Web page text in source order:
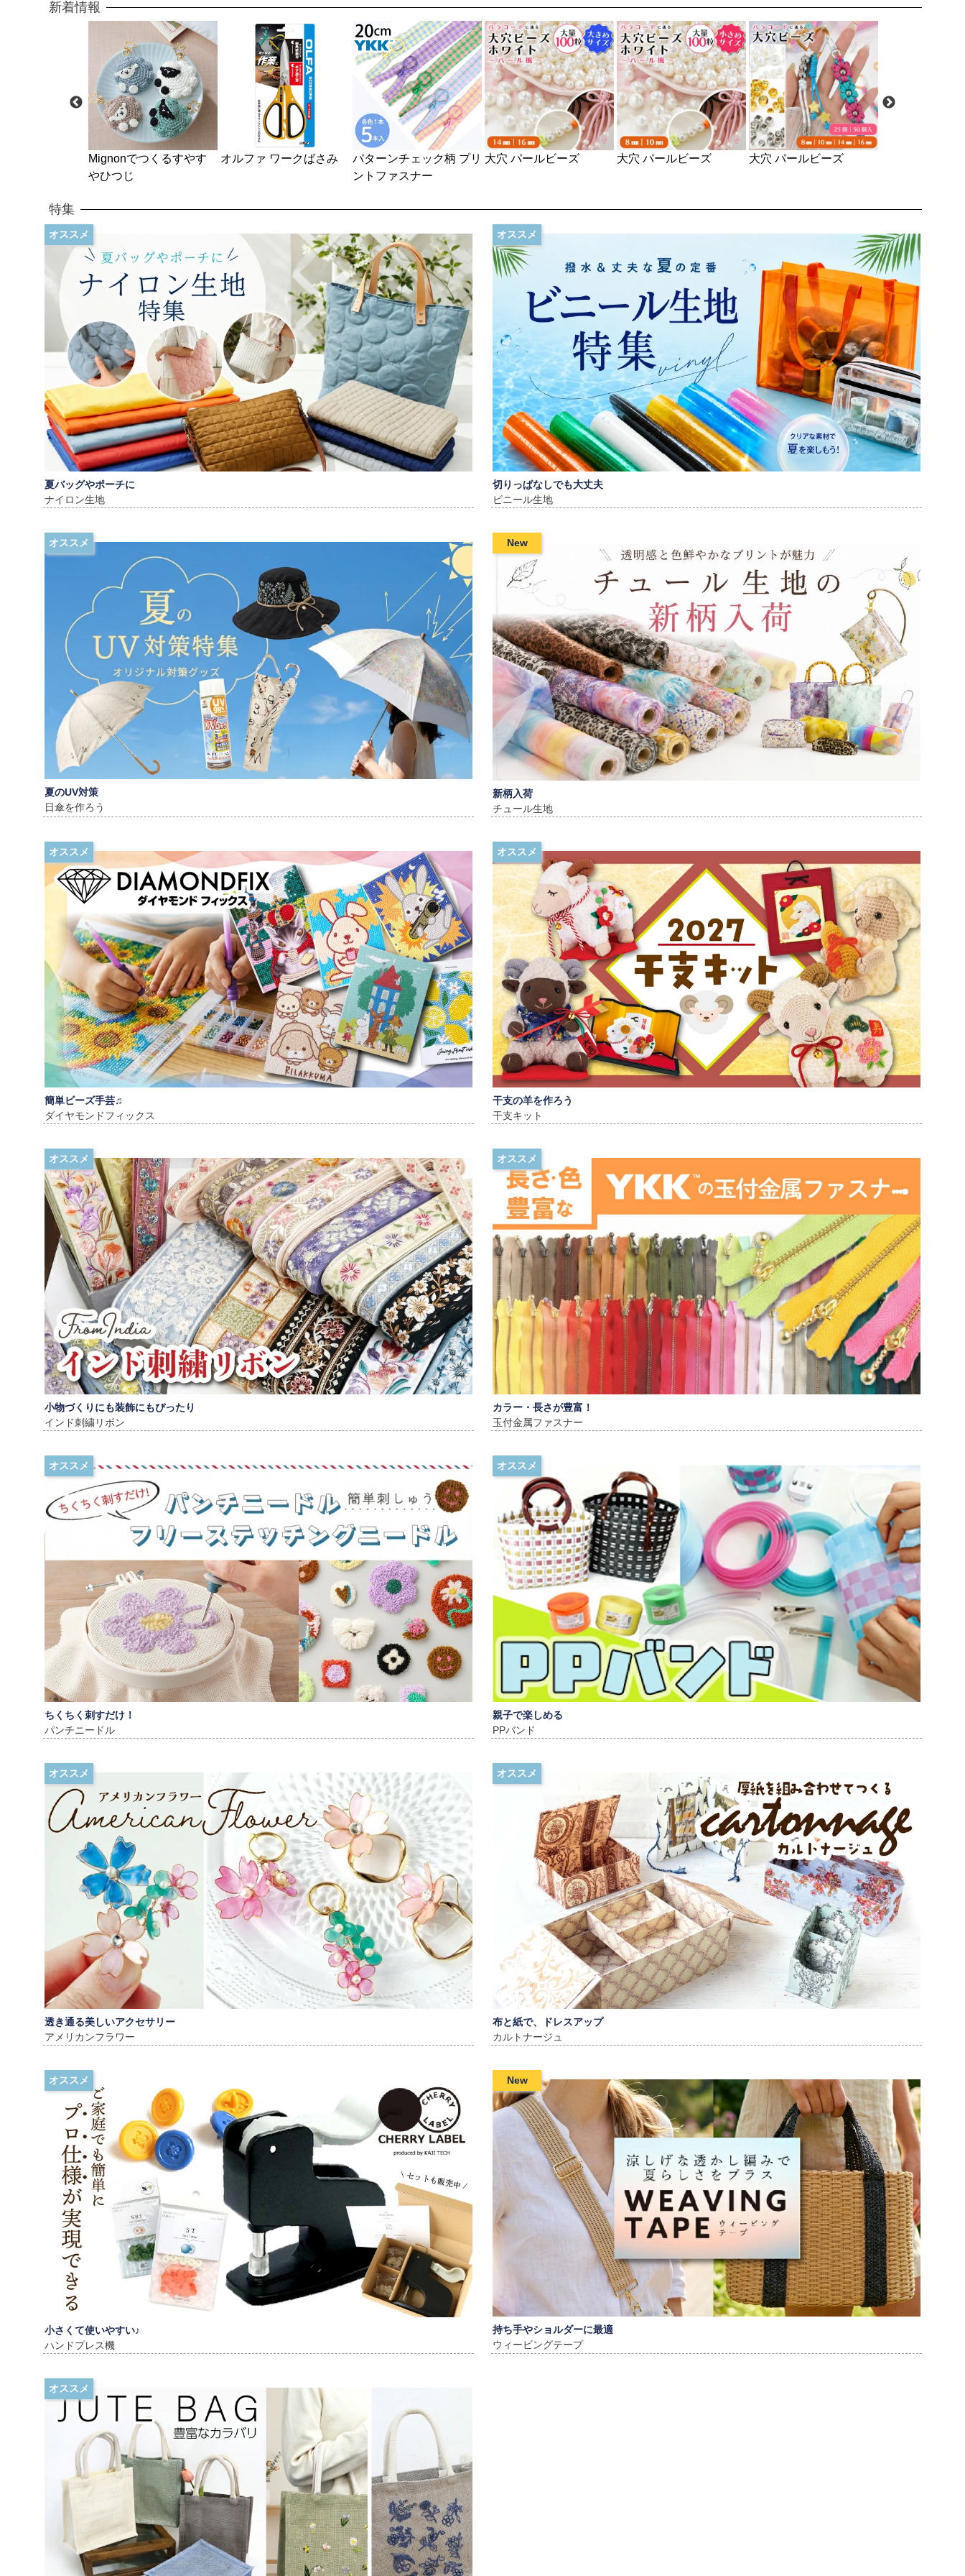
新着情報
オルファ ワークばさみ
パターンチェック柄 プリ
大穴 パールビーズ 大穴 パールビーズ 大穴 パールビーズ 大穴 パールビーズ
特集
オススメ
夏バッグやポーチに
ナイロン生地
オススメ
切りっぱなしでも大丈夫
ビニール生地
オススメ
夏のUV対策
日傘を作ろう
New
新柄入荷
チュール生地
オススメ
簡単ビーズ手芸♫
ダイヤモンドフィックス
オススメ
干支の羊を作ろう
干支キット
オススメ
小物づくりにも装飾にもぴったり
インド刺繍リボン
オススメ
カラー・長さが豊富！
玉付金属ファスナー
オススメ
ちくちく刺すだけ！
パンチニードル
オススメ
親子で楽しめる
PPバンド
オススメ
透き通る美しいアクセサリー
アメリカンフラワー
オススメ
布と紙で、ドレスアップ
カルトナージュ
オススメ
小さくて使いやすい♪
ハンドプレス機
New
持ち手やショルダーに最適
ウィービングテープ
オススメ